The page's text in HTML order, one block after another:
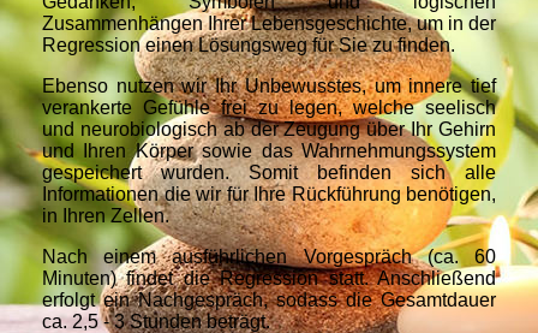
Zusammenhängen Ihrer Lebensgeschichte, um in der
Regression einen Lösungsweg für Sie zu finden.
Ebenso nutzen wir Ihr Unbewusstes, um innere tief
verankerte Gefühle frei zu legen, welche seelisch
und neurobiologisch ab der Zeugung über Ihr Gehirn
und Ihren Körper sowie das Wahrnehmungssystem
gespeichert wurden. Somit befinden sich alle
Informationen die wir für Ihre Rückführung benötigen,
in Ihren Zellen.
Nach einem ausführlichen Vorgespräch (ca. 60
Minuten) findet die Regression statt. Anschließend
erfolgt ein Nachgespräch, sodass die Gesamtdauer
ca. 2,5 - 3 Stunden beträgt.